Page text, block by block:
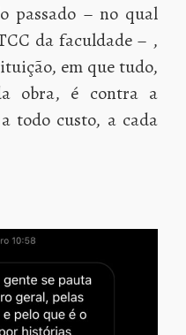
passado – no qual
da faculdade – ,
em que tudo,
obra, é contra a
todo custo, a cada